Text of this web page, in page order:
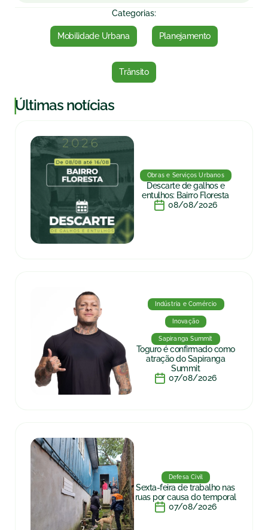
Categorias:
Mobilidade Urbana Planejamento
Trânsito
|Últimas notícias
Obras e Serviços Urbanos
Descarte de galhos e
entulhos: Bairro Floresta
08/08/2026
Indústria e Comércio
Inovação
Sapiranga Summit
Toguro é confirmado como
atração do Sapiranga
Summit
07/08/2026
Defesa Civil
Sexta-feira de trabalho nas
ruas por causa do temporal
07/08/2026